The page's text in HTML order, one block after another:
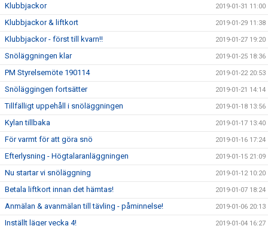
Klubbjackor 2019-01-31 11:00
Klubbjackor & liftkort 2019-01-29 11:38
Klubbjackor - först till kvarn!! 2019-01-27 19:20
Snöläggningen klar 2019-01-25 18:36
PM Styrelsemöte 190114 2019-01-22 20:53
Snöläggingen fortsätter 2019-01-21 14:14
Tillfälligt uppehåll i snöläggningen 2019-01-18 13:56
Kylan tillbaka 2019-01-17 13:40
För varmt för att göra snö 2019-01-16 17:24
Efterlysning - Högtalaranläggningen 2019-01-15 21:09
Nu startar vi snöläggning 2019-01-12 10:20
Betala liftkort innan det hämtas! 2019-01-07 18:24
Anmälan & avanmälan till tävling - påminnelse! 2019-01-06 20:13
Inställt läger vecka 4! 2019-01-04 16:27